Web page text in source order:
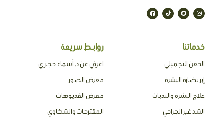
I
n
s
a
S
n
a
a
t
T
i
k
F
a
c
خدماتنا
الحقن التجميلي
إبر نضارة البشرة
علاج البشرة والندبات
الشد غير الجراحي
روابـط سريعة
اعرفي عن د. أسماء حجازي
معرض الصور
معرض الفديوهات
المقترحات والشكاوي